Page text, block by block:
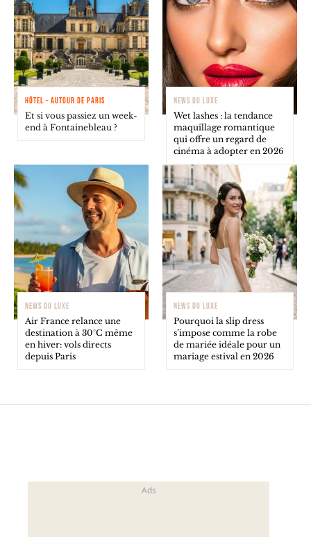
HÔTEL - AUTOUR DE PARIS
Et si vous passiez un week-
end à Fontainebleau ?
NEWS DU LUXE
Wet lashes : la tendance
maquillage romantique
qui offre un regard de
cinéma à adopter en 2026
NEWS DU LUXE
Air France relance une
destination à 30°C même
en hiver: vols directs
depuis Paris
NEWS DU LUXE
Pourquoi la slip dress
s’impose comme la robe
de mariée idéale pour un
mariage estival en 2026